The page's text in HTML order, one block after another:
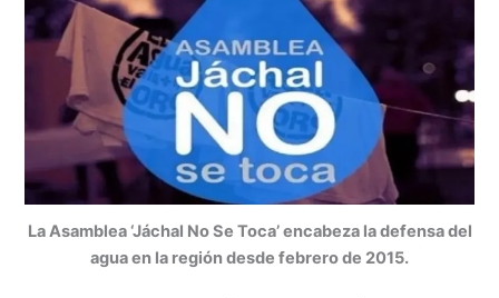
La Asamblea ‘Jáchal No Se Toca’ encabeza la defensa del
agua en la región desde febrero de 2015.